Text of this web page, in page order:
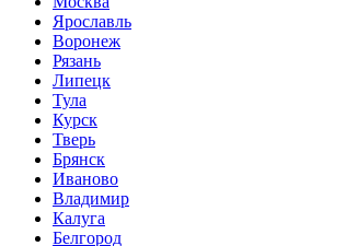
Ярославль
Воронеж
Рязань
Липецк
Тула
Курск
Тверь
Брянск
Иваново
Владимир
Калуга
Белгород